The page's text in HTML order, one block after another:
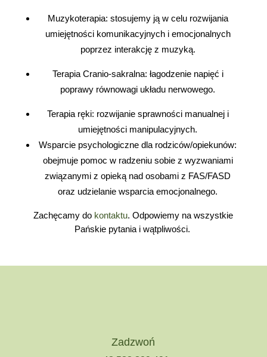
Muzykoterapia: stosujemy ją w celu rozwijania
umiejętności komunikacyjnych i emocjonalnych
poprzez interakcję z muzyką.
Terapia Cranio-sakralna: łagodzenie napięć i
poprawy równowagi układu nerwowego.
Terapia ręki: rozwijanie sprawności manualnej i
umiejętności manipulacyjnych.
Wsparcie psychologiczne dla rodziców/opiekunów:
obejmuje pomoc w radzeniu sobie z wyzwaniami
związanymi z opieką nad osobami z FAS/FASD
oraz udzielanie wsparcia emocjonalnego.
Zachęcamy do kontaktu. Odpowiemy na wszystkie
Pańskie pytania i wątpliwości.
Zadzwoń